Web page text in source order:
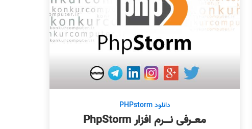
دانلود PHPstorm
معـرفی نــرم افزار PhpStorm